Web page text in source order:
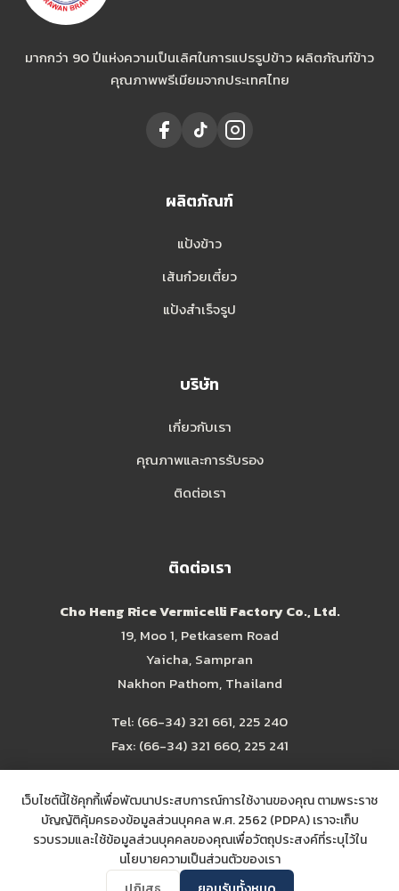
มากกว่า 90 ปีแห่งความเป็นเลิศในการแปรรูปข้าว ผลิตภัณฑ์ข้าว
คุณภาพพรีเมียมจากประเทศไทย
ผลิตภัณฑ์
แป้งข้าว
เส้นก๋วยเตี๋ยว
แป้งสำเร็จรูป
บริษัท
เกี่ยวกับเรา
คุณภาพและการรับรอง
ติดต่อเรา
ติดต่อเรา
Cho Heng Rice Vermicelli Factory Co., Ltd.
19, Moo 1, Petkasem Road
Yaicha, Sampran
Nakhon Pathom, Thailand
Tel: (66-34) 321 661, 225 240
Fax: (66-34) 321 660, 225 241
เว็บไซต์นี้ใช้คุกกี้เพื่อพัฒนาประสบการณ์การใช้งานของคุณ ตามพระราช
บัญญัติคุ้มครองข้อมูลส่วนบุคคล พ.ศ. 2562 (PDPA) เราจะเก็บ
รวบรวมและใช้ข้อมูลส่วนบุคคลของคุณเพื่อวัตถุประสงค์ที่ระบุไว้ใน
นโยบายความเป็นส่วนตัวของเรา